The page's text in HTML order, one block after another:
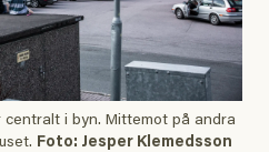
centralt i byn. Mittemot på andra
Foto: Jesper Klemedsson